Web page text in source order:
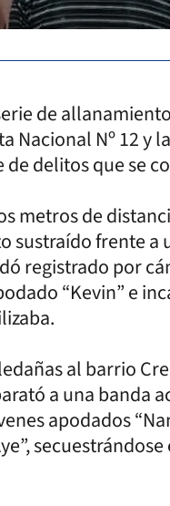
de
Nacional Nº 12 y
delitos que se
metros de
sustraído frente
registrado por
“Kevin” e
al barrio
a una banda
apodados